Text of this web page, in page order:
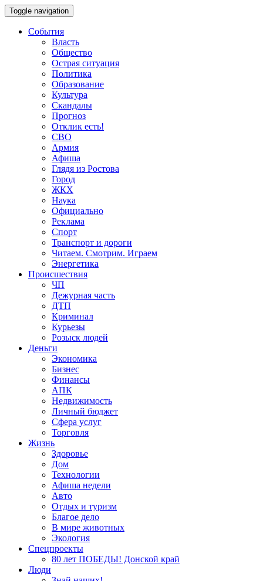
Toggle navigation
События
Власть
Общество
Острая ситуация
Политика
Образование
Культура
Скандалы
Прогноз
Отклик есть!
СВО
Армия
Афиша
Глядя из Ростова
Город
ЖКХ
Наука
Официально
Реклама
Спорт
Транспорт и дороги
Читаем. Смотрим. Играем
Энергетика
Происшествия
ЧП
Дежурная часть
ДТП
Криминал
Курьезы
Розыск людей
Деньги
Экономика
Бизнес
Финансы
АПК
Недвижимость
Личный бюджет
Сфера услуг
Торговля
Жизнь
Здоровье
Дом
Технологии
Афиша недели
Авто
Отдых и туризм
Благое дело
В мире животных
Экология
Спецпроекты
80 лет ПОБЕДЫ! Донской край
Люди